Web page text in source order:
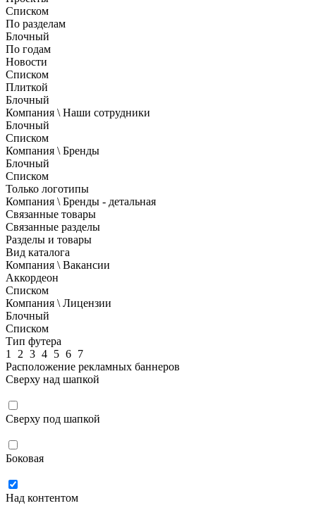
Списком
По разделам
Блочный
По годам
Новости
Списком
Плиткой
Блочный
Компания \ Наши сотрудники
Блочный
Списком
Компания \ Бренды
Блочный
Списком
Только логотипы
Компания \ Бренды - детальная
Связанные товары
Связанные разделы
Разделы и товары
Вид каталога
Компания \ Вакансии
Аккордеон
Списком
Компания \ Лицензии
Блочный
Списком
Тип футера
1
2 3 4 5 6 7
Расположение рекламных баннеров
Сверху над шапкой
Сверху под шапкой
Боковая
Над контентом